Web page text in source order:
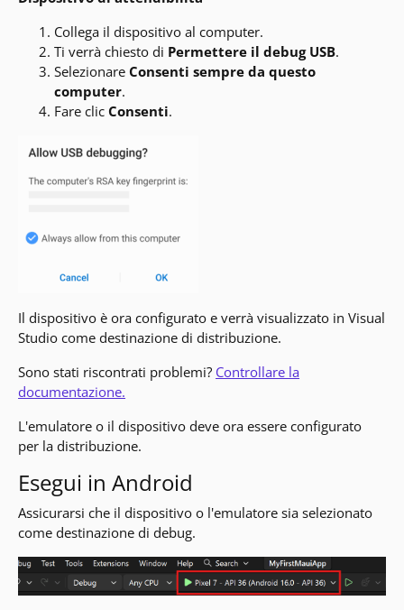
Collega il dispositivo al computer.
Ti verrà chiesto di Permettere il debug USB.
SelezionareConsenti sempre da questo
computer.
Fare clicConsenti.
Il dispositivo è ora configurato e verrà visualizzato in Visual
Studio come destinazione di distribuzione.
Sono stati riscontrati problemi? Controllare la
documentazione.
L'emulatore o il dispositivo deve ora essere configurato
per la distribuzione.
Esegui in Android
Assicurarsi che il dispositivo o l'emulatore sia selezionato
come destinazione di debug.